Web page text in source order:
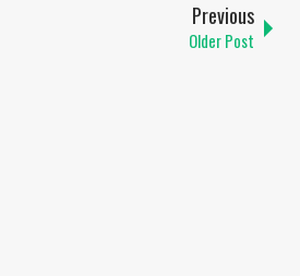
Previous
Older Post